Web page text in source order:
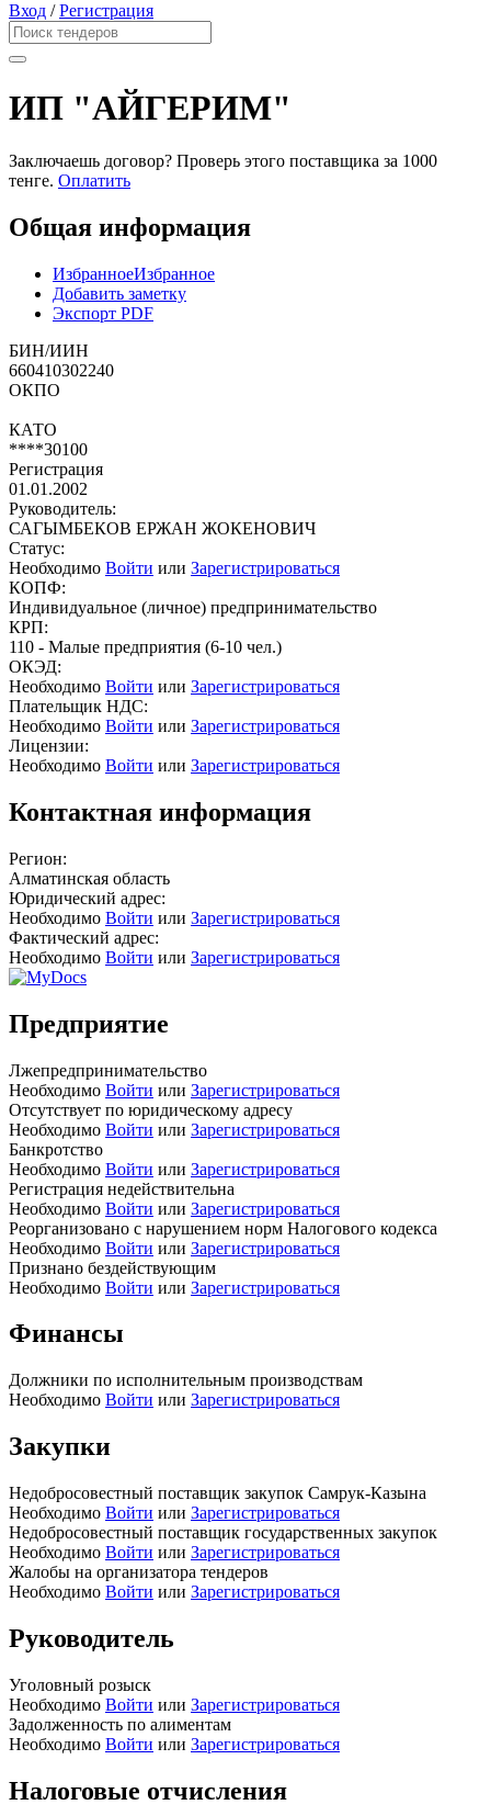
Вход /Регистрация
ИП "АЙГЕРИМ"
Заключаешь договор? Проверь этого поставщика за 1000
тенге. Оплатить
Общая информация
ИзбранноеИзбранное
Добавить заметку
Экспорт PDF
БИН/ИИН
660410302240
ОКПО
КАТО
****30100
Регистрация
01.01.2002
Руководитель:
САГЫМБЕКОВ ЕРЖАН ЖОКЕНОВИЧ
Статус:
Необходимо Войти или Зарегистрироваться
КОПФ:
Индивидуальное (личное) предпринимательство
КРП:
110 - Малые предприятия (6-10 чел.)
ОКЭД:
Необходимо Войти или Зарегистрироваться
Плательщик НДС:
Необходимо Войти или Зарегистрироваться
Лицензии:
Необходимо Войти или Зарегистрироваться
Контактная информация
Регион:
Алматинская область
Юридический адрес:
Необходимо Войти или Зарегистрироваться
Фактический адрес:
Необходимо Войти или Зарегистрироваться
Предприятие
Лжепредпринимательство
Необходимо Войти или Зарегистрироваться
Отсутствует по юридическому адресу
Необходимо Войти или Зарегистрироваться
Банкротство
Необходимо Войти или Зарегистрироваться
Регистрация недействительна
Необходимо Войти или Зарегистрироваться
Реорганизовано с нарушением норм Налогового кодекса
Необходимо Войти или Зарегистрироваться
Признано бездействующим
Необходимо Войти или Зарегистрироваться
Финансы
Должники по исполнительным производствам
Необходимо Войти или Зарегистрироваться
Закупки
Недобросовестный поставщик закупок Самрук-Казына
Необходимо Войти или Зарегистрироваться
Недобросовестный поставщик государственных закупок
Необходимо Войти или Зарегистрироваться
Жалобы на организатора тендеров
Необходимо Войти или Зарегистрироваться
Руководитель
Уголовный розыск
Необходимо Войти или Зарегистрироваться
Задолженность по алиментам
Необходимо Войти или Зарегистрироваться
Налоговые отчисления